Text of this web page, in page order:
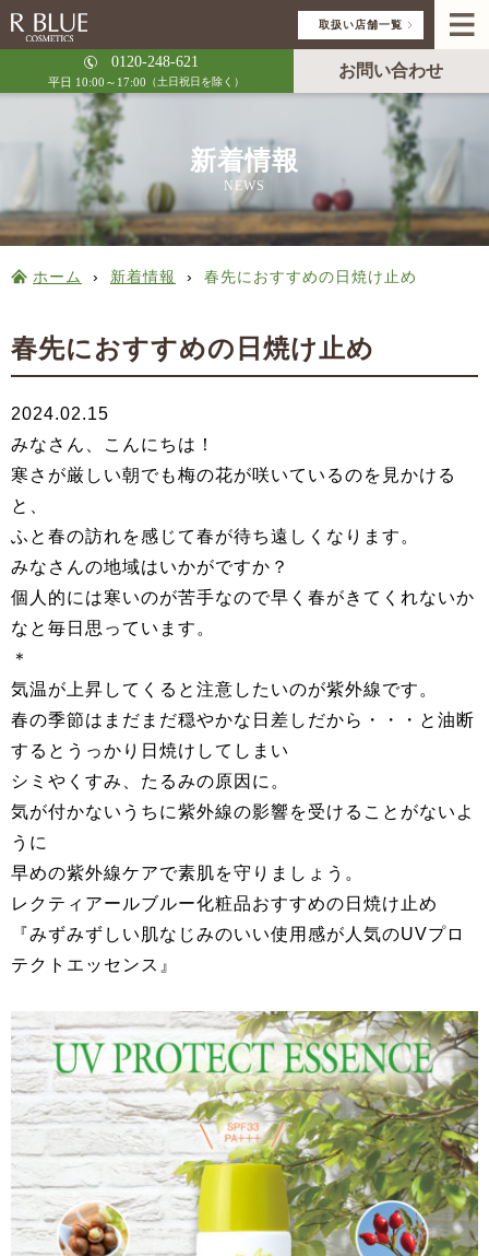
取扱い店舗一覧
0120-248-621
平日 10:00～17:00 （土日祝日を除く）
お問い合わせ
新着情報
NEWS
ホーム › 新着情報 › 春先におすすめの日焼け止め
春先におすすめの日焼け止め
2024.02.15
みなさん、こんにちは！
寒さが厳しい朝でも梅の花が咲いているのを見かける
と、
ふと春の訪れを感じて春が待ち遠しくなります。
みなさんの地域はいかがですか？
個人的には寒いのが苦手なので早く春がきてくれないか
なと毎日思っています。
＊
気温が上昇してくると注意したいのが紫外線です。
春の季節はまだまだ穏やかな日差しだから・・・と油断
するとうっかり日焼けしてしまい
シミやくすみ、たるみの原因に。
気が付かないうちに紫外線の影響を受けることがないよ
うに
早めの紫外線ケアで素肌を守りましょう。
レクティアールブルー化粧品おすすめの日焼け止め
『みずみずしい肌なじみのいい使用感が人気のUVプロ
テクトエッセンス』